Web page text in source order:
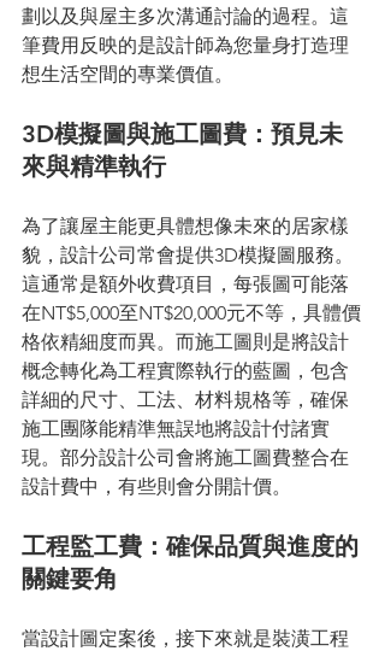
劃以及與屋主多次溝通討論的過程。這
筆費用反映的是設計師為您量身打造理
想生活空間的專業價值。
3D模擬圖與施工圖費：預見未
來與精準執行
為了讓屋主能更具體想像未來的居家樣
貌，設計公司常會提供3D模擬圖服務。
這通常是額外收費項目，每張圖可能落
在NT$5,000至NT$20,000元不等，具體價
格依精細度而異。而施工圖則是將設計
概念轉化為工程實際執行的藍圖，包含
詳細的尺寸、工法、材料規格等，確保
施工團隊能精準無誤地將設計付諸實
現。部分設計公司會將施工圖費整合在
設計費中，有些則會分開計價。
工程監工費：確保品質與進度的
關鍵要角
當設計圖定案後，接下來就是裝潢工程